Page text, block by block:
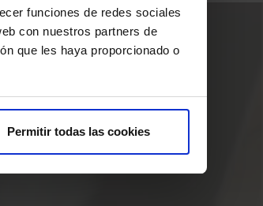
funciones de redes sociales
con nuestros partners de
que les haya proporcionado o
Permitir todas las cookies